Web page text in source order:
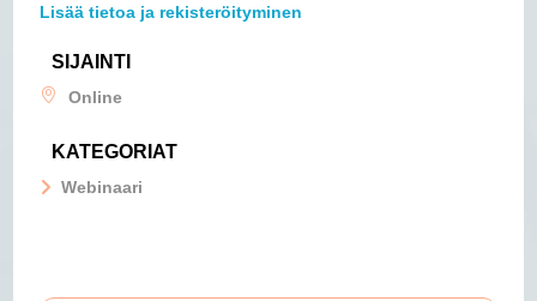
Lisää tietoa ja rekisteröityminen
SIJAINTI
Online
KATEGORIAT
Webinaari